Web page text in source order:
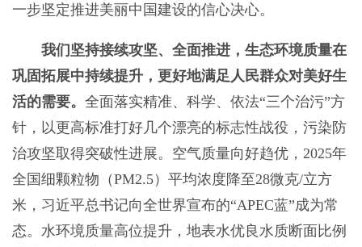
一步坚定推进美丽中国建设的信心决心。
我们坚持接续攻坚、全面推进，生态环境质量在
巩固拓展中持续提升，更好地满足人民群众对美好生
活的需要。 全面落实精准、科学、依法“三个治污”方
针，以更高标准打好几个漂亮的标志性战役，污染防
治攻坚取得突破性进展。空气质量向好趋优，2025年
全国细颗粒物（PM2.5）平均浓度降至28微克/立方
米，习近平总书记向全世界宣布的“APEC蓝”成为常
态。水环境质量高位提升，地表水优良水质断面比例